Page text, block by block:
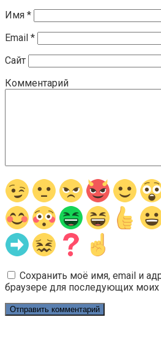
Имя *
Email *
Сайт
Комментарий
Сохранить моё имя, email и
браузере для последующих